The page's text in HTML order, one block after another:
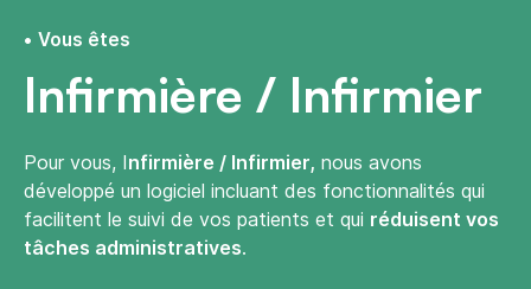
Vous êtes
Infirmière / Infirmier
Pour vous, Infirmière / Infirmier, nous avons
développé un logiciel incluant des fonctionnalités qui
facilitent le suivi de vos patients et qui réduisent vos
tâches administratives.